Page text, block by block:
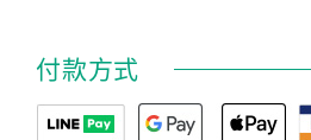
付款方式